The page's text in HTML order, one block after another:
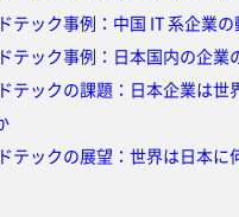
テック事例：中国 IT 系企業の
テック事例：日本国内の企業
テックの課題：日本企業は世
テックの展望：世界は日本に